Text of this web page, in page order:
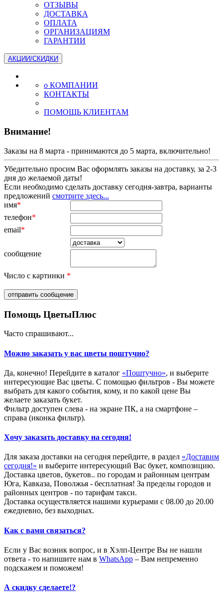
ОТЗЫВЫ
ДОСТАВКА
ОПЛАТА
ОРГАНИЗАЦИЯМ
ГАРАНТИИ
АКЦИИ/СКИДКИ
о КОМПАНИИ
КОНТАКТЫ
ПОМОЩЬ КЛИЕНТАМ
Внимание!
Заказы на 8 марта - принимаются до 5 марта, включительно!
Убедительно просим Вас оформлять заказы на доставку, за 2-3
дня до желаемой даты!
Если необходимо сделать доставку сегодня-завтра, варианты
предложений смотрите здесь...
имя*
телефон*
email*
сообщение
Число с картинки *
Помощь ЦветыПлюс
Часто спрашивают...
Можно заказать у вас цветы поштучно?
Да, конечно! Перейдите в каталог «Поштучно», и выберите
интересующие Вас цветы. С помощью фильтров - Вы можете
выбрать для какого события, кому, и по какой цене Вы
желаете заказать букет.
Фильтр доступен слева - на экране ПК, а на смартфоне –
справа (иконка фильтр).
Хочу заказать доставку на сегодня!
Для заказа доставки на сегодня перейдите, в раздел «Доставим
сегодня!» и выберите интересующий Вас букет, композицию.
Доставка цветов, букетов.. по городам и районным центрам
Юга, Кавказа, Поволжья - бесплатная! За пределы городов и
районных центров - по тарифам такси.
Доставка осуществляется нашими курьерами с 08.00 до 20.00
ежедневно, без выходных.
Как с вами связаться?
Если у Вас возник вопрос, и в Хэлп-Центре Вы не нашли
ответа - то напишите нам в WhatsApp – Вам непременно
подскажем и поможем!
А скидку сделаете!?